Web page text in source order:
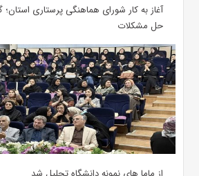
آغاز به کار شورای هماهنگی پرستاری استان؛
حل مشکلات